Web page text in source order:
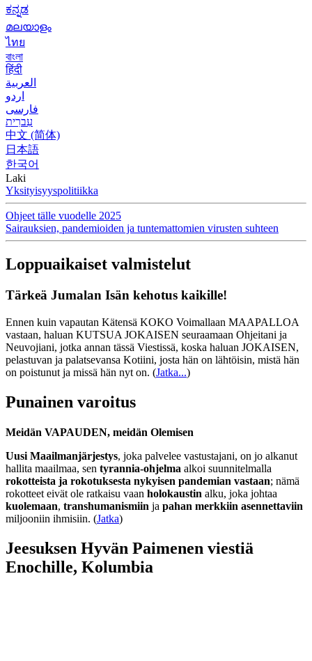
ಕನ್ನಡ
മലയാളം
ไทย
বাংলা
हिंदी
العربية
اردو
فارسی
עִברִית
中文 (简体)
日本語
한국어
Laki
Yksityisyyspolitiikka
Ohjeet tälle vuodelle 2025
Sairauksien, pandemioiden ja tuntemattomien virusten suhteen
Loppuaikaiset valmistelut
Tärkeä Jumalan Isän kehotus kaikille!
Ennen kuin vapautan Kätensä KOKO Voimallaan MAAPALLOA
vastaan, haluan KUTSUA JOKAISEN seuraamaan Ohjeitani ja
Neuvojiani, jotka annan tässä Viestissä, koska haluan JOKAISEN,
pelastuvan ja palatsevansa Kotiini, josta hän on lähtöisin, mistä hän
on poistunut ja missä hän nyt on. (Jatka...)
Punainen varoitus
Meidän VAPAUDEN, meidän Olemisen
Uusi Maailmanjärjestys, joka palvelee vastustajani, on jo alkanut
hallita maailmaa, sen tyrannia-ohjelma alkoi suunnitelmalla
rokotteista ja rokotuksesta nykyisen pandemian vastaan; nämä
rokotteet eivät ole ratkaisu vaan holokaustin alku, joka johtaa
kuolemaan, transhumanismiin ja pahan merkkiin asennettaviin
miljooniin ihmisiin. (Jatka)
Jeesuksen Hyvän Paimenen viestiä
Enochille, Kolumbia